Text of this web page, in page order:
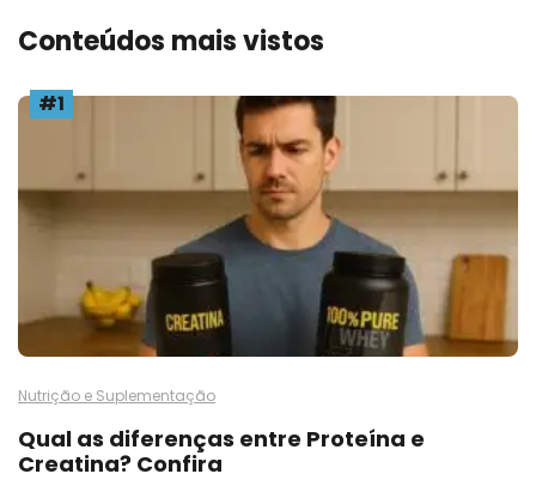
Conteúdos mais vistos
#1
Nutrição e Suplementação
Qual as diferenças entre Proteína e
Creatina? Confira